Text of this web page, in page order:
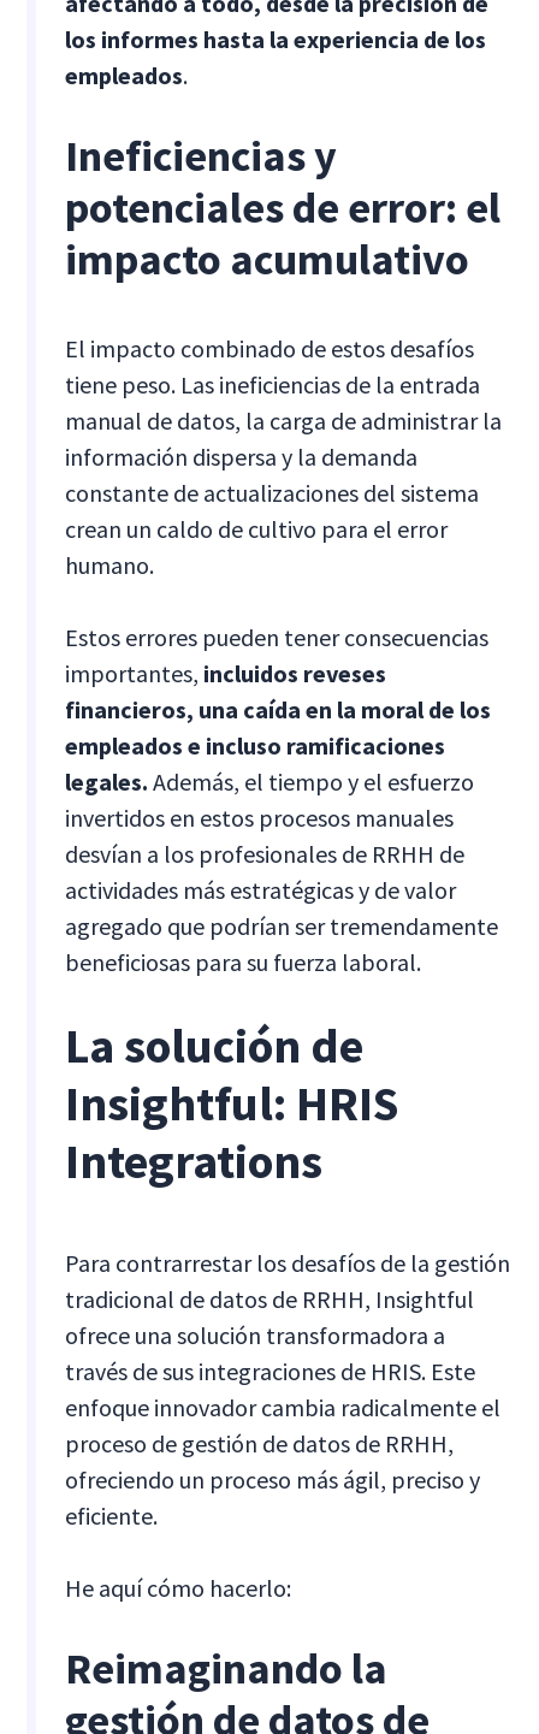
los informes hasta la experiencia de los
empleados.
Ineficiencias y
potenciales de error: el
impacto acumulativo
El impacto combinado de estos desafíos
tiene peso. Las ineficiencias de la entrada
manual de datos, la carga de administrar la
información dispersa y la demanda
constante de actualizaciones del sistema
crean un caldo de cultivo para el error
humano.
Estos errores pueden tener consecuencias
importantes, incluidos reveses
financieros, una caída en la moral de los
empleados e incluso ramificaciones
legales. Además, el tiempo y el esfuerzo
invertidos en estos procesos manuales
desvían a los profesionales de RRHH de
actividades más estratégicas y de valor
agregado que podrían ser tremendamente
beneficiosas para su fuerza laboral.
La solución de
Insightful: HRIS
Integrations
Para contrarrestar los desafíos de la gestión
tradicional de datos de RRHH, Insightful
ofrece una solución transformadora a
través de sus integraciones de HRIS. Este
enfoque innovador cambia radicalmente el
proceso de gestión de datos de RRHH,
ofreciendo un proceso más ágil, preciso y
eficiente.
He aquí cómo hacerlo:
Reimaginando la
gestión de datos de